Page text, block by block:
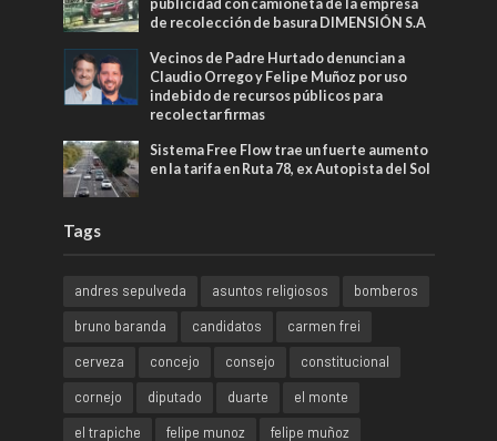
publicidad con camioneta de la empresa
de recolección de basura DIMENSIÓN S.A
Vecinos de Padre Hurtado denuncian a
Claudio Orrego y Felipe Muñoz por uso
indebido de recursos públicos para
recolectar firmas
Sistema Free Flow trae un fuerte aumento
en la tarifa en Ruta 78, ex Autopista del Sol
Tags
andres sepulveda asuntos religiosos
bomberos
bruno baranda
candidatos
carmen frei
cerveza
concejo consejo
constitucional
cornejo
diputado duarte
el monte
el trapiche
felipe munoz felipe muñoz